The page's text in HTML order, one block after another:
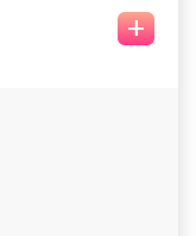
+